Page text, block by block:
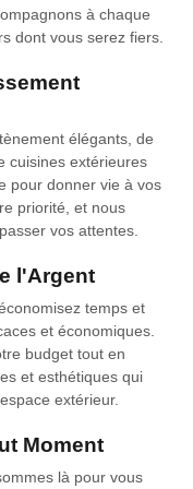
à chaque
dont vous serez fiers.
élégants, de
cuisines extérieures
pour donner vie à vos
priorité, et nous
vos attentes.
l'Argent
temps et
et économiques.
budget tout en
et esthétiques qui
extérieur.
Moment
là pour vous